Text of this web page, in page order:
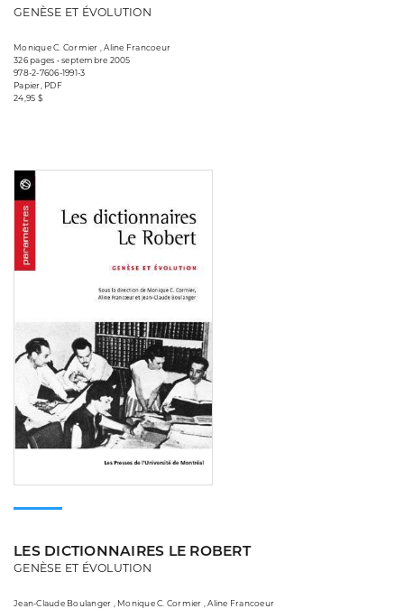
GENÈSE ET ÉVOLUTION
Monique C. Cormier , Aline Francoeur
326 pages • septembre 2005
978-2-7606-1991-3
Papier, PDF
24,95 $
LES DICTIONNAIRES LE ROBERT
GENÈSE ET ÉVOLUTION
Jean-Claude Boulanger , Monique C. Cormier , Aline Francoeur